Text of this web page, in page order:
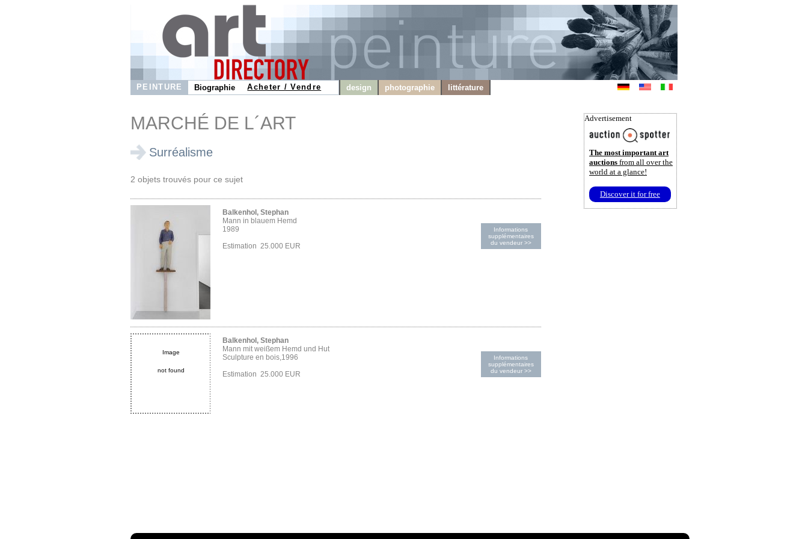
PEINTURE Biographie Acheter / Vendre design photographie littérature
MARCHÉ DE L´ART
Surréalisme
2 objets trouvés pour ce sujet
Balkenhol, Stephan
Mann in blauem Hemd
1989
Estimation 25.000 EUR
Informations
supplémentaires
du vendeur >>
Image
not found
Balkenhol, Stephan
Mann mit weißem Hemd und Hut
Sculpture en bois,1996
Estimation 25.000 EUR
Informations
supplémentaires
du vendeur >>
Advertisement
The most important art
auctions from all over the
world at a glance!
Discover it for free